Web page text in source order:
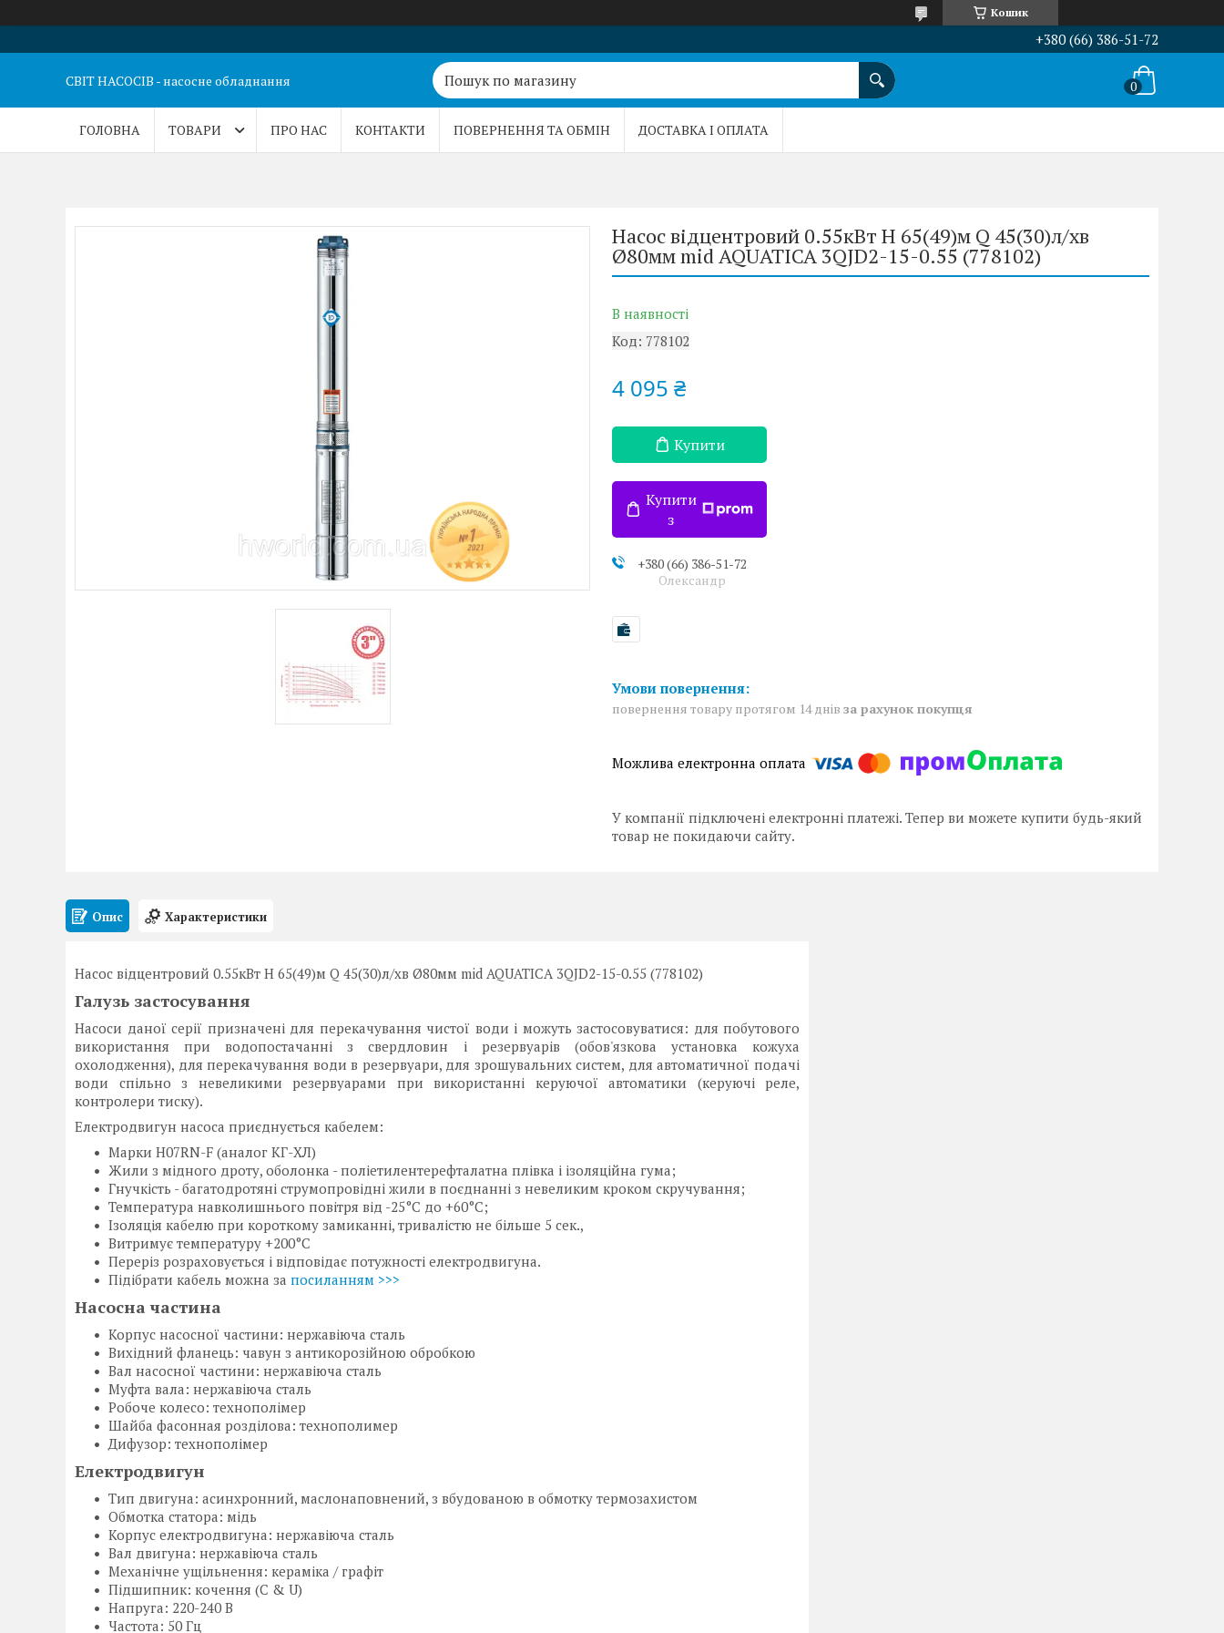
Кошик
+380 (66) 386-51-72
СВІТ НАСОСІВ - насосне обладнання
ГОЛОВНА ТОВАРИ ПРО НАС КОНТАКТИ ПОВЕРНЕННЯ ТА ОБМІН ДОСТАВКА І ОПЛАТА
Насос відцентровий 0.55кВт H 65(49)м Q 45(30)л/хв
Ø80мм mid AQUATICA 3QJD2-15-0.55 (778102)
В наявності
Код: 778102
4 095 ₴
Купити
Купити
з
+380 (66) 386-51-72
Олександр
повернення товару протягом 14 днів за рахунок покупця
У компанії підключені електронні платежі. Тепер ви можете купити будь-який
товар не покидаючи сайту.
Опис Характеристики
Насос відцентровий 0.55кВт H 65(49)м Q 45(30)л/хв Ø80мм mid AQUATICA 3QJD2-15-0.55 (778102)
Галузь застосування
Насоси даної серії призначені для перекачування чистої води і можуть застосовуватися: для побутового
використання при водопостачанні з свердловин і резервуарів (обов'язкова установка кожуха
охолодження), для перекачування води в резервуари, для зрошувальних систем, для автоматичної подачі
води спільно з невеликими резервуарами при використанні керуючої автоматики (керуючі реле,
контролери тиску).
Електродвигун насоса приєднується кабелем:
Марки H07RN-F (аналог КГ-ХЛ)
Жили з мідного дроту, оболонка - поліетилентерефталатна плівка і ізоляційна гума;
Гнучкість - багатодротяні струмопровідні жили в поєднанні з невеликим кроком скручування;
Температура навколишнього повітря від -25°C до +60°C;
Ізоляція кабелю при короткому замиканні, тривалістю не більше 5 сек.,
Витримує температуру +200°C
Переріз розраховується і відповідає потужності електродвигуна.
Підібрати кабель можна за посиланням >>>
Насосна частина
Корпус насосної частини: нержавіюча сталь
Вихідний фланець: чавун з антикорозійною обробкою
Вал насосної частини: нержавіюча сталь
Муфта вала: нержавіюча сталь
Робоче колесо: технополімер
Шайба фасонная розділова: технополимер
Дифузор: технополімер
Електродвигун
Тип двигуна: асинхронний, маслонаповнений, з вбудованою в обмотку термозахистом
Обмотка статора: мідь
Корпус електродвигуна: нержавіюча сталь
Вал двигуна: нержавіюча сталь
Механічне ущільнення: кераміка / графіт
Підшипник: кочення (C & U)
Напруга: 220-240 В
Частота: 50 Гц